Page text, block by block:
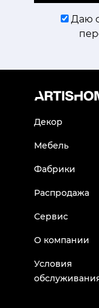
Даю
Декор
Мебель
Фабрики
Распродажа
Сервис
О компании
Условия